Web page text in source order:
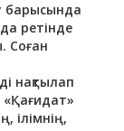
барысында
ретінде
Соған
нақтылап
«Қағидат»
ілімнің,